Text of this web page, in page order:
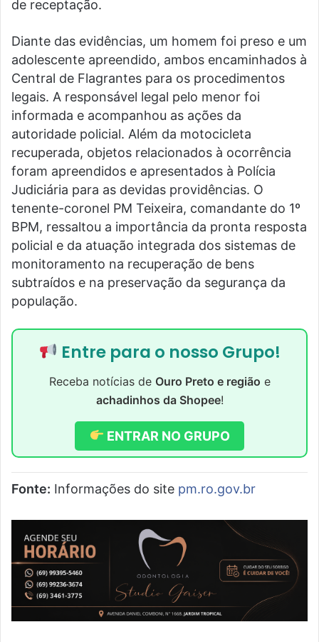
de receptação.
Diante das evidências, um homem foi preso e um
adolescente apreendido, ambos encaminhados à
Central de Flagrantes para os procedimentos
legais. A responsável legal pelo menor foi
informada e acompanhou as ações da
autoridade policial. Além da motocicleta
recuperada, objetos relacionados à ocorrência
foram apreendidos e apresentados à Polícia
Judiciária para as devidas providências. O
tenente-coronel PM Teixeira, comandante do 1º
BPM, ressaltou a importância da pronta resposta
policial e da atuação integrada dos sistemas de
monitoramento na recuperação de bens
subtraídos e na preservação da segurança da
população.
Entre para o nosso Grupo!
Receba notícias de Ouro Preto e região e
achadinhos da Shopee!
ENTRAR NO GRUPO
Fonte: Informações do site pm.ro.gov.br